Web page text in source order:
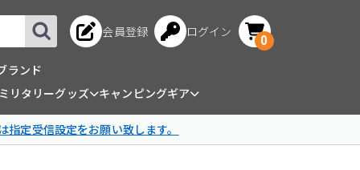
会員登録 ログイン
0
ランド
リタリーグッズ
キャンピングギア
定受信設定をお願い致します。